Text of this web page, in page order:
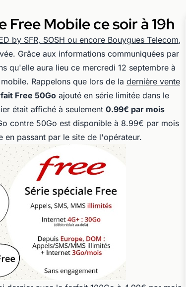
Mobile ce soir à 19h
by SFR, SOSH ou encore Bouygues Telecom,
Grâce aux informations communiquées par
qu'elle aura lieu ce mercredi 12 septembre à
Rappelons que lors de la dernière vente
Free 50Go ajouté en série limitée dans le
était affiché à seulement 0.99€ par mois
contre 50Go est disponible à 8.99€ par mois
en passant par le site de l'opérateur.